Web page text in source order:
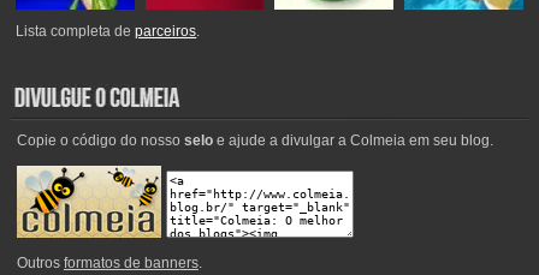
Lista completa deparceiros.
Copie o código do nosso seloe ajude a divulgar a Colmeia em seu blog.
Outros formatos de banners.